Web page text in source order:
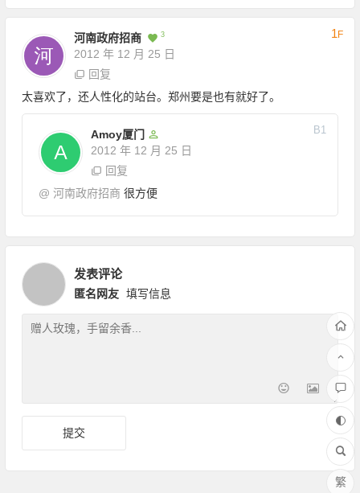
河南政府招商 3
2012 年 12 月 25 日
1F
回复
太喜欢了，还人性化的站台。郑州要是也有就好了。
Amoy厦门
2012 年 12 月 25 日
B1
回复
@ 河南政府招商 很方便
发表评论
匿名网友 填写信息
繁